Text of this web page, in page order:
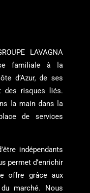
LAVAGNA
familiale à la
d’Azur, de ses
des risques liés.
la main dans la
de services
indépendants
permet d’enrichir
offre grâce aux
marché. Nous